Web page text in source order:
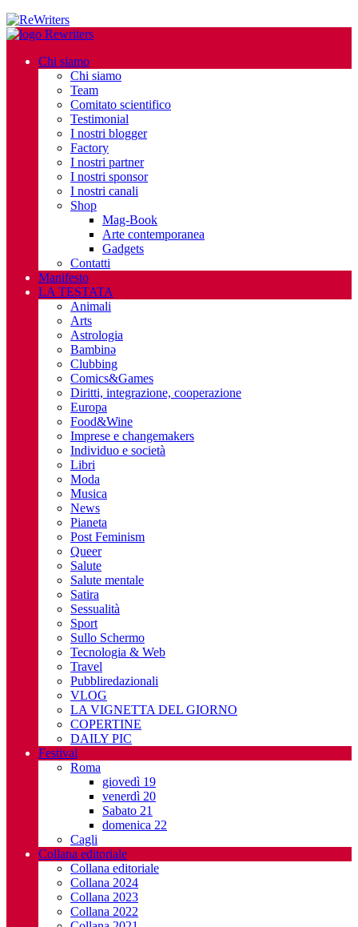
Chi siamo
Chi siamo
Team
Comitato scientifico
Testimonial
I nostri blogger
Factory
I nostri partner
I nostri sponsor
I nostri canali
Shop
Mag-Book
Arte contemporanea
Gadgets
Contatti
Manifesto
LA TESTATA
Animali
Arts
Astrologia
Bambinə
Clubbing
Comics&Games
Diritti, integrazione, cooperazione
Europa
Food&Wine
Imprese e changemakers
Individuo e società
Libri
Moda
Musica
News
Pianeta
Post Feminism
Queer
Salute
Salute mentale
Satira
Sessualità
Sport
Sullo Schermo
Tecnologia & Web
Travel
Pubbliredazionali
VLOG
LA VIGNETTA DEL GIORNO
COPERTINE
DAILY PIC
Festival
Roma
giovedì 19
venerdì 20
Sabato 21
domenica 22
Cagli
Collana editoriale
Collana editoriale
Collana 2024
Collana 2023
Collana 2022